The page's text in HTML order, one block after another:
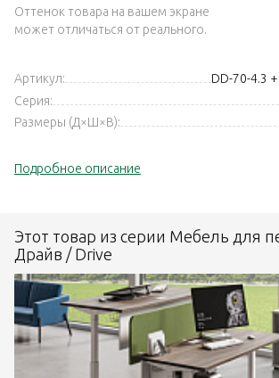
Оттенок товара на вашем экране
может отличаться от реального.
Артикул:
DD-70-4.3
Серия:
Размеры (Д×Ш×В):
Подробное описание
Этот товар из серии Мебель для
Драйв / Drive